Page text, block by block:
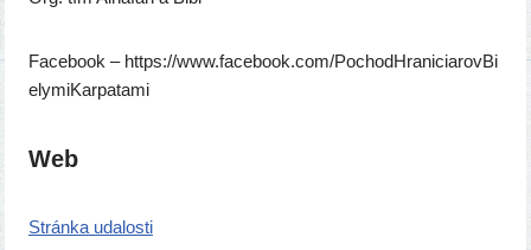
Facebook – https://​www​.face​bo​ok​.com/​P​o​c​h​o​d​H​r​a​n​i​c​i​a​r​o​v​B​i​
e​l​y​m​i​K​a​r​p​a​t​ami
Web
Stránka uda­los­ti